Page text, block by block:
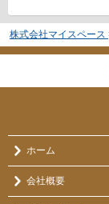
株式会社マイスペース
ホーム
会社概要